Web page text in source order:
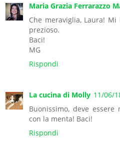
Maria Grazia Ferrarazzo
Che meraviglia, Laura!
prezioso.
Baci!
MG
Rispondi
La cucina di Molly 11/06/
Buonissimo, deve
con la menta! Baci!
Rispondi